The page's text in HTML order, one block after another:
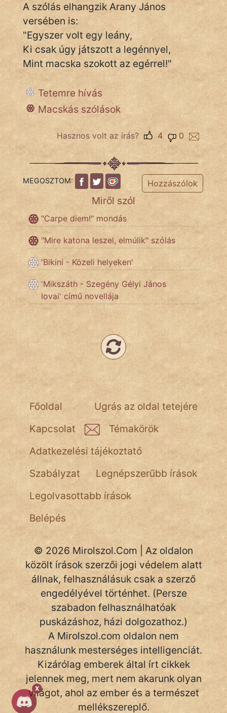
X
És
TÖRTÉNELEM
Népszerű szerzőink:
fantom
vörös ördög
nagyöreg
NapHold
Név nélkül
pszichopati
szegény legény
szemfüles
A szólás elhangzik Arany János
versében is:
"Egyszer volt egy leány,
Ki csak úgy játszott a legénnyel,
Mint macska szokott az egérrel!"
Tetemre hívás
Macskás szólások
Hasznos volt az írás? 0
4
MEGOSZTOM: Hozzászólok
Miről szól
"Carpe diem!" mondás
"Mire katona leszel, elmúlik" szólás
'Bikini - Közeli helyeken'
'Mikszáth - Szegény Gélyi János
lovai' című novellája
Ugrás az oldal tetejére
Főoldal
Kapcsolat
Témakörök
Adatkezelési tájékoztató
Szabályzat
Legnépszerűbb írások
Legolvasottabb írások
Belépés
© 2026 Mirolszol.Com | Az oldalon
közölt írások szerzői jogi védelem alatt
állnak, felhasználásuk csak a szerző
engedélyével történhet. (Persze
szabadon felhasználhatóak
puskázáshoz, házi dolgozathoz.)
A Mirolszol.com oldalon nem
használunk mesterséges intelligenciát.
Kizárólag emberek által írt cikkek
jelennek meg, mert nem akarunk olyan
világot, ahol az ember és a természet
mellékszereplő.